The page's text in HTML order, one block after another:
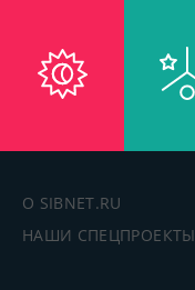
О SIBNET.RU
НАШИ СПЕЦПРОЕКТЫ